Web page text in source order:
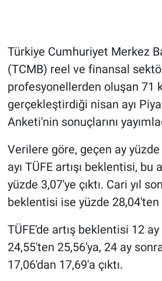
Türkiye Cumhuriyet Merkez
(TCMB) reel ve finansal
profesyonellerden oluşan 71
gerçekleştirdiği nisan ayı
Anketi'nin sonuçlarını
Verilere göre, geçen ay
ayı TÜFE artışı beklentisi,
yüzde 3,07'ye çıktı. Cari yıl
beklentisi ise yüzde 28,04'ten
TÜFE'de artış beklentisi 12
24,55'ten 25,56'ya, 24 ay
17,06'dan 17,69'a çıktı.
Gündem Özel
Günün görüntüsü
Haber
İlan
Kimdir
Koronavirüs
Kültür Sanat
Ne demişti